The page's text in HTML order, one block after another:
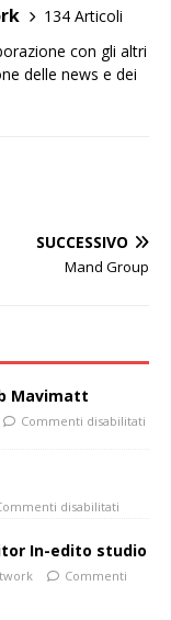
134 Articoli
con gli altri
delle news e dei
SUCCESSIVO
Mand Group
Mavimatt
Commenti disabilitati
disabilitati
In-edito studio
Commenti